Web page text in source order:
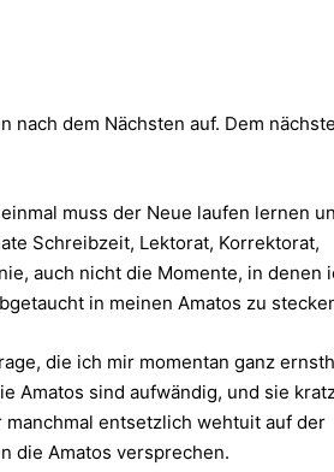
nach dem Nächsten auf. Dem
muss der Neue laufen lernen
Schreibzeit, Lektorat, Korrektorat,
auch nicht die Momente, in denen
in meinen Amatos zu
die ich mir momentan ganz
Amatos sind aufwändig, und sie
manchmal entsetzlich wehtuit auf der
die Amatos versprechen.